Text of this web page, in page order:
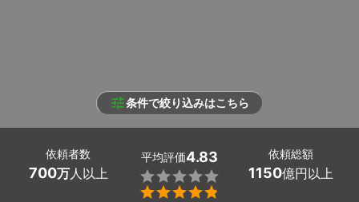
条件で絞り込みはこちら
依頼者数
700万人以上
平均評価4.83


依頼総額
1150億円以上